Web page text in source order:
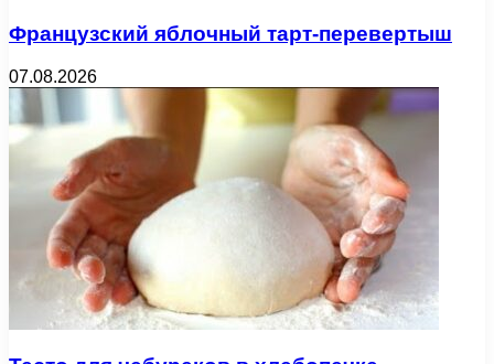
Французский яблочный тарт-перевертыш
07.08.2026